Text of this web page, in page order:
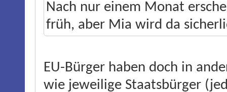
Nach nur einem Monat
früh, aber Mia wird da
EU-Bürger haben doch in
wie jeweilige Staatsbürger